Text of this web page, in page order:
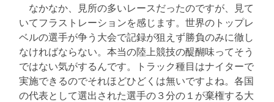
なかなか、見所の多いレースだったのですが、見て
いてフラストレーションを感じます。世界のトップレ
ベルの選手が争う大会で記録が狙えず勝負のみに徹し
なければならない。本当の陸上競技の醍醐味ってそう
ではない気がするんです。トラック種目はナイターで
実施できるのでそれほどひどくは無いですよね。各国
の代表として選出された選手の３分の１が棄権する大